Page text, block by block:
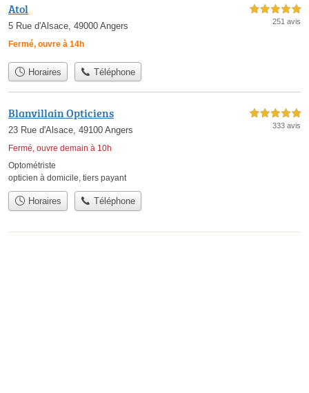
Atol
5 Rue d'Alsace, 49000 Angers
Fermé, ouvre à 14h
5,0 étoiles sur 5
251 avis
Horaires Téléphone
Blanvillain Opticiens
23 Rue d'Alsace, 49100 Angers
Fermé, ouvre demain à 10h
5,0 étoiles sur 5
333 avis
Optométriste
opticien à domicile, tiers payant
Horaires Téléphone